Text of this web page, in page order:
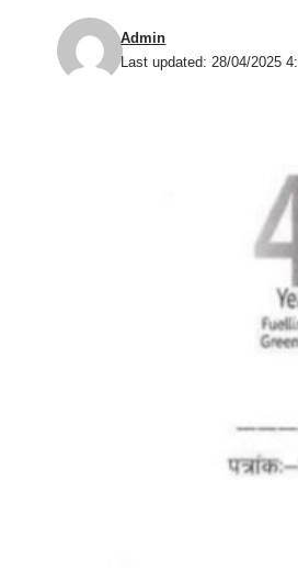
Last updated: 28/04/2025
Admin